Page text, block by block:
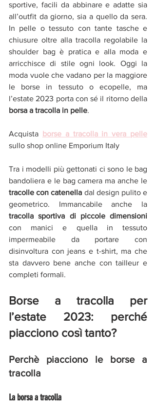
sportive, facili da abbinare e adatte sia
all’outfit da giorno, sia a quello da sera.
In pelle o tessuto con tante tasche e
chiusure oltre alla tracolla regolabile la
shoulder bag è pratica e alla moda e
arricchisce di stile ogni look. Oggi la
moda vuole che vadano per la maggiore
le borse in tessuto o ecopelle, ma
l’estate 2023 porta con sé il ritorno della
borsa a tracolla in pelle.
Acquista borse a tracolla in vera pelle
sullo shop online Emporium Italy
Tra i modelli più gettonati ci sono le bag
tracolle con catenella dal design pulito e
con manici e quella in tessuto
impermeabile da portare con
disinvoltura con jeans e t-shirt, ma che
sta davvero bene anche con tailleur e
completi formali.
Borse a tracolla per
l’estate 2023: perché
piacciono così tanto?
Perchè piacciono le borse a
tracolla
La borsa a tracolla